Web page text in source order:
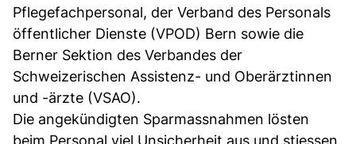
Pflegefachpersonal, der Verband des Personals
öffentlicher Dienste (VPOD) Bern sowie die
Berner Sektion des Verbandes der
Schweizerischen Assistenz- und Oberärztinnen
und -ärzte (VSAO).
Die angekündigten Sparmassnahmen lösten
beim Personal viel Unsicherheit aus und stiessen